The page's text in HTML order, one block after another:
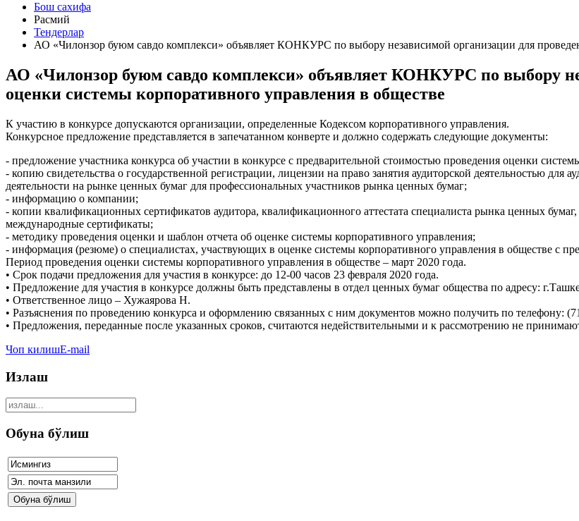
Бош сахифа
Расмий
Тендерлар
АО «Чилонзор буюм савдо комплекси» объявляет КОНКУРС по выбору независимой организации для
АО «Чилонзор буюм савдо комплекси» объявляет КОНКУРС по выбору
оценки системы корпоративного управления в обществе
К участию в конкурсе допускаются организации, определенные Кодексом корпоративного управления.
Конкурсное предложение представляется в запечатанном конверте и должно содержать следующие документы:
- предложение участника конкурса об участии в конкурсе с предварительной стоимостью проведения оценки
- копию свидетельства о государственной регистрации, лицензии на право занятия аудиторской деятельностью для
деятельности на рынке ценных бумаг для профессиональных участников рынка ценных бумаг;
- информацию о компании;
- копии квалификационных сертификатов аудитора, квалификационного аттестата специалиста рынка ценных
международные сертификаты;
- методику проведения оценки и шаблон отчета об оценке системы корпоративного управления;
- информация (резюме) о специалистах, участвующих в оценке системы корпоративного управления в обществе с
Период проведения оценки системы корпоративного управления в обществе – март 2020 года.
• Срок подачи предложения для участия в конкурсе: до 12-00 часов 23 февраля 2020 года.
• Предложение для участия в конкурсе должны быть представлены в отдел ценных бумаг общества по адресу:
• Ответственное лицо – Хужаярова Н.
• Разъяснения по проведению конкурса и оформлению связанных с ним документов можно получить по телефону:
• Предложения, переданные после указанных сроков, считаются недействительными и к рассмотрению не
Чоп килишE-mail
Излаш
Обуна бўлиш